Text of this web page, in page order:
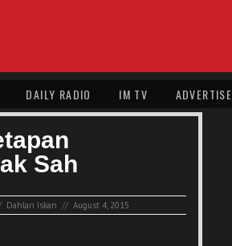
DAILY RADIO IM TV ADVERTISE
Sah
Dahlan Iskan // August 4, 2015